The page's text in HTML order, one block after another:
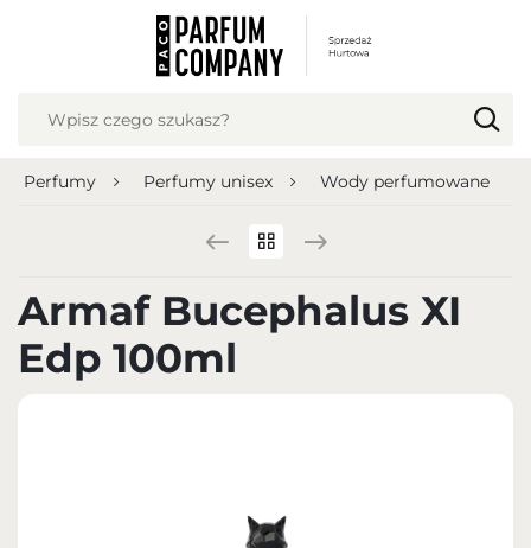
Perfumy Perfumy unisex Wody perfumowane
Armaf Bucephalus XI
Edp 100ml
USTAWIENIA REGIONALNE
Język
Polish zloty (PLN)